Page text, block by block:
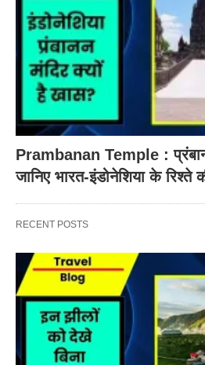
Prambanan Temple :
जानिए भारत-इंडोनेशिया के रिश्ते
RECENT POSTS